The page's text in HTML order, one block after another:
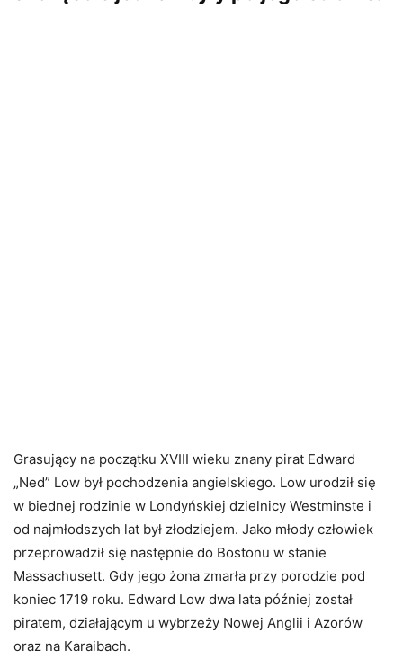
Grasujący na początku XVIII wieku znany pirat Edward
„Ned” Low był pochodzenia angielskiego. Low urodził się
w biednej rodzinie w Londyńskiej dzielnicy Westminste i
od najmłodszych lat był złodziejem. Jako młody człowiek
przeprowadził się następnie do Bostonu w stanie
Massachusett. Gdy jego żona zmarła przy porodzie pod
koniec 1719 roku. Edward Low dwa lata później został
piratem, działającym u wybrzeży Nowej Anglii i Azorów
oraz na Karaibach.